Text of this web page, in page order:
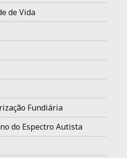
de Vida
Fundiária
do Espectro Autista